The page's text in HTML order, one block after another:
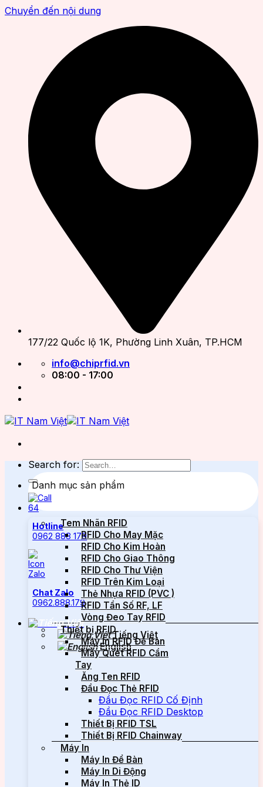
Chuyển đến nội dung
177/22 Quốc lộ 1K, Phường Linh Xuân, TP.HCM
info@chiprfid.vn
08:00 - 17:00
Search for:
Hotline
0962 888 179
Chat Zalo
0962.888.179
Tiếng Việt
English
Danh mục sản phẩm
Tem Nhãn RFID
RFID Cho May Mặc
RFID Cho Kim Hoàn
RFID Cho Giao Thông
RFID Cho Thư Viện
RFID Trên Kim Loại
Thẻ Nhựa RFID (PVC )
RFID Tần Số RF, LF
Vòng Đeo Tay RFID
Thiết bị RFID
Máy In RFID Để Bàn
Máy Quét RFID Cầm
Tay
Ăng Ten RFID
Đầu Đọc Thẻ RFID
Đầu Đọc RFID Cố Định
Đầu Đọc RFID Desktop
Thiết Bị RFID TSL
Thiết Bị RFID Chainway
Máy In
Máy In Để Bàn
Máy In Di Động
Máy In Thẻ ID